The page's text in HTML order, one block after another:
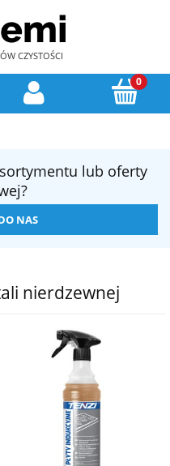
CZYSTOŚCI
lub oferty
NAS
nierdzewnej